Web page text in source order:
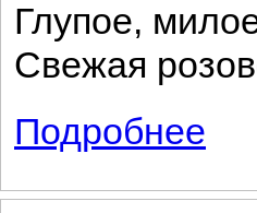
Глупое,
Свежая
Подробнее